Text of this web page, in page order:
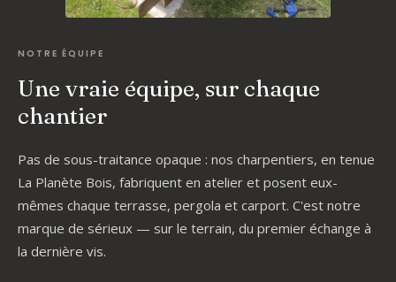
NOTRE ÉQUIPE
Une vraie équipe, sur chaque
chantier
Pas de sous-traitance opaque : nos charpentiers, en tenue
La Planète Bois, fabriquent en atelier et posent eux-
mêmes chaque terrasse, pergola et carport. C'est notre
marque de sérieux — sur le terrain, du premier échange à
la dernière vis.